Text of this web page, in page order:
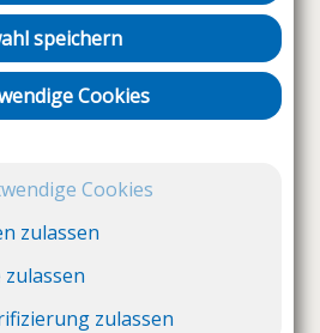
speichern
Cookies
Cookies
zulassen
zulassen